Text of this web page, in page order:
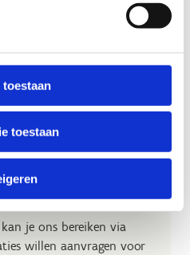
toestaan
toestaan
trainingen en
je sportclub een
je ons bereiken via
willen aanvragen voor